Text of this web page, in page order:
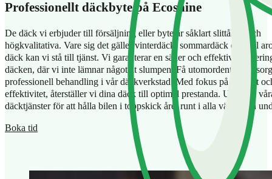
Professionellt däckbyte på Ecoshine
De däck vi erbjuder till försäljning eller byte är såklart slittåliga och
högkvalitativa. Vare sig det gäller vinterdäck, sommardäck eller all
däck kan vi stå till tjänst. Vi garanterar en säker och effektiv
däcken, där vi inte lämnar något åt slumpen. Få utomordentlig
professionell behandling i vår däckverkstad. Med fokus på kvalitet
effektivitet, återställer vi dina däck till optimal prestanda. Utforska
däcktjänster för att hålla bilen i toppskick året runt i alla väder och
Boka tid